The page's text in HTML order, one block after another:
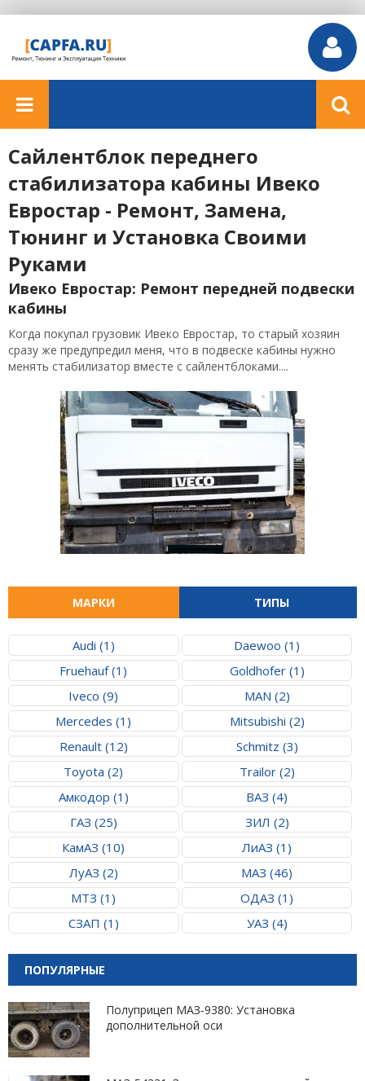
Сайлентблок переднего
стабилизатора кабины Ивеко
Евростар - Ремонт, Замена,
Тюнинг и Установка Своими
Руками
Ивеко Евростар: Ремонт передней подвески
кабины
Когда покупал грузовик Ивеко Евростар, то старый хозяин
сразу же предупредил меня, что в подвеске кабины нужно
менять стабилизатор вместе с сайлентблоками....
МАРКИ ТИПЫ
Audi (1)
Daewoo (1)
Fruehauf (1)
Goldhofer (1)
Iveco (9)
MAN (2)
Mercedes (1)
Mitsubishi (2)
Renault (12)
Schmitz (3)
Toyota (2)
Trailor (2)
Амкодор (1)
ВАЗ (4)
ГАЗ (25)
ЗИЛ (2)
КамАЗ (10)
ЛиАЗ (1)
ЛуАЗ (2)
МАЗ (46)
МТЗ (1)
ОДАЗ (1)
СЗАП (1)
УАЗ (4)
ПОПУЛЯРНЫЕ
Полуприцеп МАЗ-9380: Установка
дополнительной оси